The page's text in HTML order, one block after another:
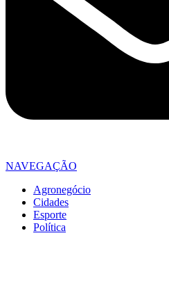
NAVEGAÇÃO
Agronegócio
Cidades
Esporte
Política